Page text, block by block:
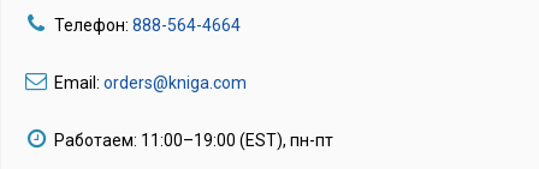
Телефон: 888-564-4664
Email: orders@kniga.com
Работаем: 11:00–19:00 (EST), пн-пт